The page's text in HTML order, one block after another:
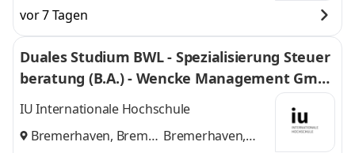
vor 7 Tagen
Duales Studium BWL - Spezialisierung Steuer
beratung (B.A.) - Wencke Management Gmb
H
IU Internationale Hochschule
Bremerhaven, Bremen Bremerhaven,